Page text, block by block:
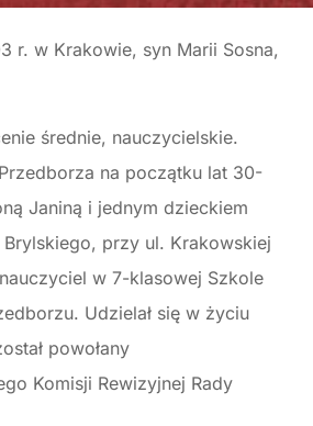
r. w Krakowie, syn Marii Sosna,
średnie, nauczycielskie.
na początku lat 30-
Janiną i jednym dzieckiem
Brylskiego, przy ul. Krakowskiej
w 7-klasowej Szkole
Udzielał się w życiu
powołany
Komisji Rewizyjnej Rady